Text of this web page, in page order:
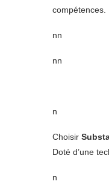
compétences.
nn
nn
n
Choisir
Doté d’une
n